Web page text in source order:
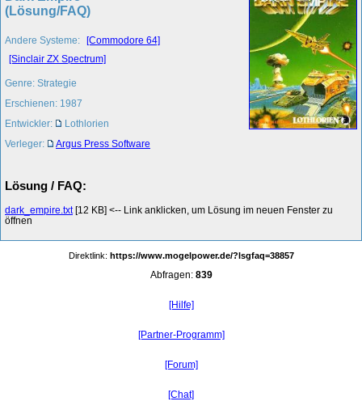
(Lösung/FAQ)
Andere Systeme: [Commodore 64]
[Sinclair ZX Spectrum]
Genre: Strategie
Erschienen: 1987
Entwickler:
Lothlorien
Verleger:
Argus Press Software
Lösung / FAQ:
dark_empire.txt[12 KB] <-- Link anklicken, um Lösung im neuen Fenster zu
öffnen
Direktlink: https://www.mogelpower.de/?lsgfaq=38857
Abfragen: 839
[Hilfe]
[Partner-Programm]
[Forum]
[Chat]